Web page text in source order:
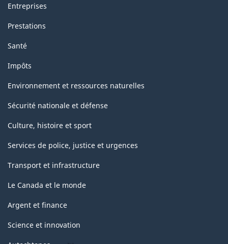
Entreprises
Prestations
Santé
Impôts
Environnement et ressources naturelles
Sécurité nationale et défense
Culture, histoire et sport
Services de police, justice et urgences
Transport et infrastructure
Le Canada et le monde
Argent et finance
Science et innovation